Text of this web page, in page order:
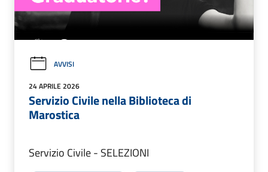
AVVISI
24 APRILE 2026
Servizio Civile nella Biblioteca di
Marostica
Servizio Civile - SELEZIONI